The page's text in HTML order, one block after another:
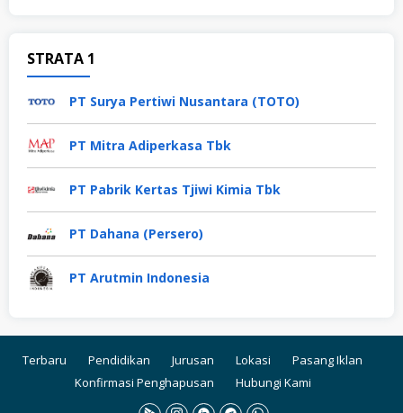
STRATA 1
PT Surya Pertiwi Nusantara (TOTO)
PT Mitra Adiperkasa Tbk
PT Pabrik Kertas Tjiwi Kimia Tbk
PT Dahana (Persero)
PT Arutmin Indonesia
Terbaru Pendidikan Jurusan Lokasi
Pasang Iklan
Konfirmasi Penghapusan
Hubungi Kami